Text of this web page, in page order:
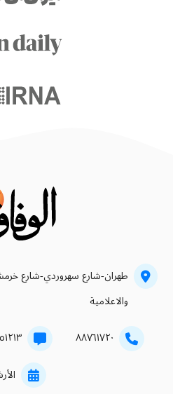
طهران-شارع سهروردي-شارع
والاعلامية
۸۸۷٦۱۷۲۰